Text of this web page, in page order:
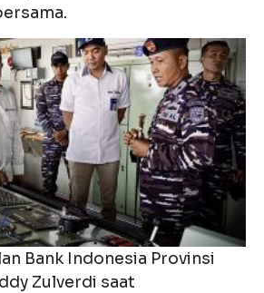
Bank Indonesia Provinsi
Zulverdi saat